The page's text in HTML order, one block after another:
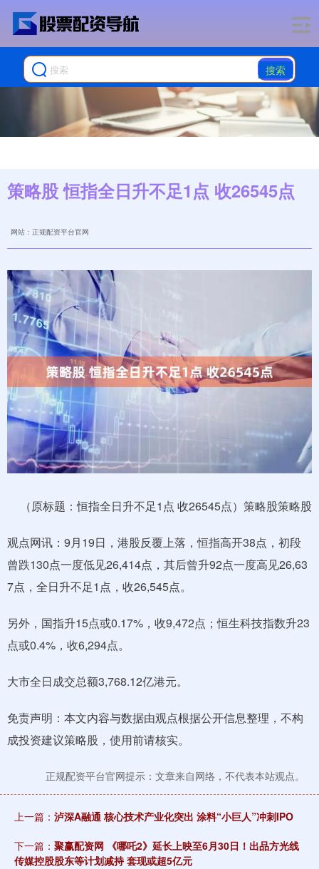
搜索
策略股 恒指全日升不足1点 收26545点
网站：正规配资平台官网
（原标题：恒指全日升不足1点 收26545点）策略股策略股
观点网讯：9月19日，港股反覆上落，恒指高开38点，初段
曾跌130点一度低见26,414点，其后曾升92点一度高见26,63
7点，全日升不足1点，收26,545点。
另外，国指升15点或0.17%，收9,472点；恒生科技指数升23
点或0.4%，收6,294点。
大市全日成交总额3,768.12亿港元。
免责声明：本文内容与数据由观点根据公开信息整理，不构
成投资建议策略股，使用前请核实。
正规配资平台官网提示：文章来自网络，不代表本站观点。
上一篇： 泸深A融通 核心技术产业化突出 涂料“小巨人”冲刺IPO
下一篇： 聚赢配资网 《哪吒2》延长上映至6月30日！出品方光线
传媒控股股东等计划减持 套现或超5亿元